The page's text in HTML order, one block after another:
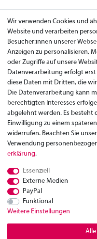
Zahlung
Rücksendung
Datenschutzerklärung
AGB
Wir verwenden Cookies und
Website und verarbeiten
Besucher:innen unserer
Anzeigen zu personalisieren,
oder Zugriffe auf unsere
Datenverarbeitung erfolgt erst
diese Daten mit Dritten, die
Die Datenverarbeitung kann
berechtigten Interesses
abgelehnt werden. Es besteht
Einwilligung zu einem
widerrufen. Beachten Sie unser
Verwendung
erklärung.
Essenziell
Externe Medien
PayPal
Funktional
Weitere Einstellungen